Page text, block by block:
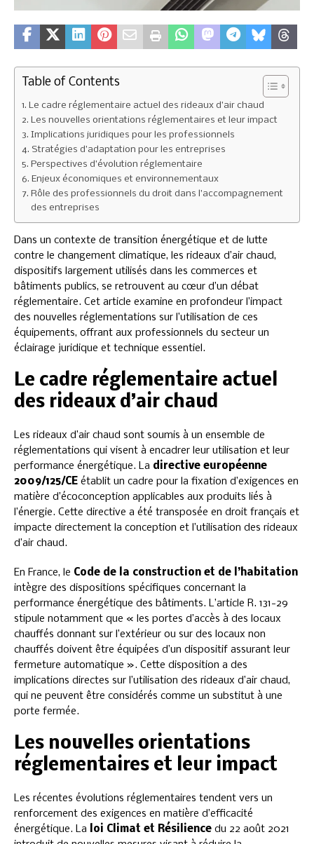
Table of Contents
Le cadre réglementaire actuel des rideaux d’air chaud
Les nouvelles orientations réglementaires et leur impact
Implications juridiques pour les professionnels
Stratégies d’adaptation pour les entreprises
Perspectives d’évolution réglementaire
Enjeux économiques et environnementaux
Rôle des professionnels du droit dans l’accompagnement
des entreprises
Dans un contexte de transition énergétique et de lutte
contre le changement climatique, les rideaux d’air chaud,
dispositifs largement utilisés dans les commerces et
bâtiments publics, se retrouvent au cœur d’un débat
réglementaire. Cet article examine en profondeur l’impact
des nouvelles réglementations sur l’utilisation de ces
équipements, offrant aux professionnels du secteur un
éclairage juridique et technique essentiel.
Le cadre réglementaire actuel
des rideaux d’air chaud
Les rideaux d’air chaud sont soumis à un ensemble de
réglementations qui visent à encadrer leur utilisation et leur
performance énergétique. La directive européenne
2009/125/CE établit un cadre pour la fixation d’exigences en
matière d’écoconception applicables aux produits liés à
l’énergie. Cette directive a été transposée en droit français et
impacte directement la conception et l’utilisation des rideaux
d’air chaud.
En France, le Code de la construction et de l’habitation
intègre des dispositions spécifiques concernant la
performance énergétique des bâtiments. L’article R. 131-29
stipule notamment que « les portes d’accès à des locaux
chauffés donnant sur l’extérieur ou sur des locaux non
chauffés doivent être équipées d’un dispositif assurant leur
fermeture automatique ». Cette disposition a des
implications directes sur l’utilisation des rideaux d’air chaud,
qui ne peuvent être considérés comme un substitut à une
porte fermée.
Les nouvelles orientations
réglementaires et leur impact
Les récentes évolutions réglementaires tendent vers un
renforcement des exigences en matière d’efficacité
énergétique. La
loi Climat et Résilience du 22 août 2021